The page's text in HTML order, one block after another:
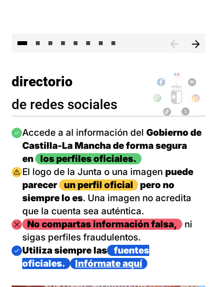
directorio
de redes sociales
Imagen
Accede a al información del Gobierno de
Castilla-La Mancha de forma segura
en
los perfiles oficiales.
Imagen
El logo de la Junta o una imagen puede
parecer
un perfil oficial
pero no
siempre lo es. Una imagen no acredita
que la cuenta sea auténtica.
ImagenNo compartas información falsa,
ni
sigas perfiles fraudulentos.
Imagen
Utiliza siempre las
fuentes
oficiales.
Infórmate aquí